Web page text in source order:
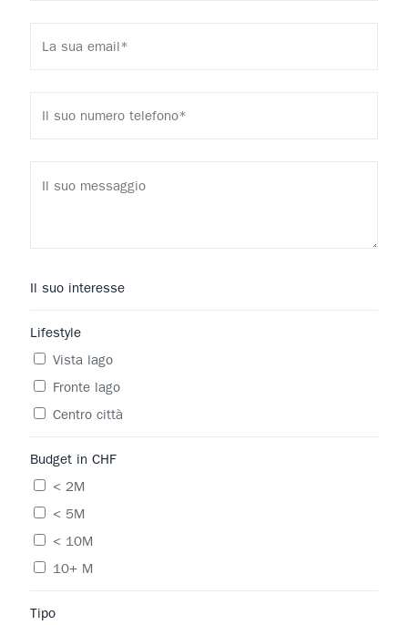
Il suo interesse
Lifestyle
Vista lago
Fronte lago
Centro città
Budget in CHF
< 2M
< 5M
< 10M
10+ M
Tipo